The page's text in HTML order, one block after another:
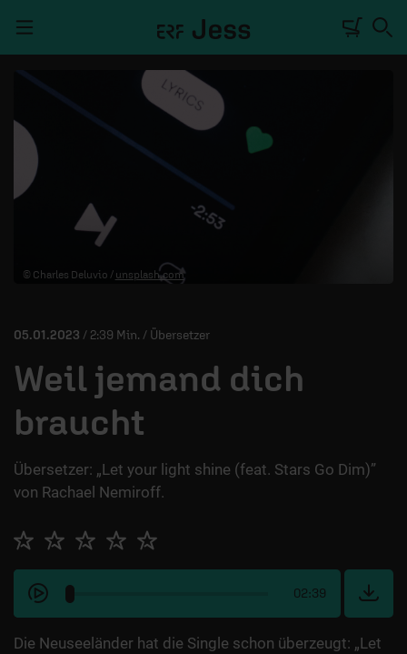
TALKWERK
REPORTAGE
MITMACHEN
ÜBER UNS
© Charles Deluvio / unsplash.com
05.01.2023 / 2:39 Min. / Übersetzer
Weil jemand dich
braucht
Übersetzer: „Let your light shine (feat. Stars Go Dim)”
von Rachael Nemiroff.
02:39
Die Neuseeländer hat die Single schon überzeugt: „Let